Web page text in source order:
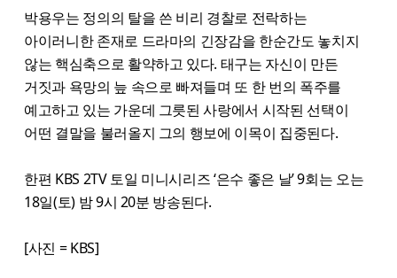
박용우는 정의의 탈을 쓴 비리 경찰로 전락하는
아이러니한 존재로 드라마의 긴장감을 한순간도 놓치지
않는 핵심축으로 활약하고 있다. 태구는 자신이 만든
거짓과 욕망의 늪 속으로 빠져들며 또 한 번의 폭주를
예고하고 있는 가운데 그릇된 사랑에서 시작된 선택이
어떤 결말을 불러올지 그의 행보에 이목이 집중된다.
한편 KBS 2TV 토일 미니시리즈 ‘은수 좋은 날’ 9회는 오는
18일(토) 밤 9시 20분 방송된다.
[사진 = KBS]